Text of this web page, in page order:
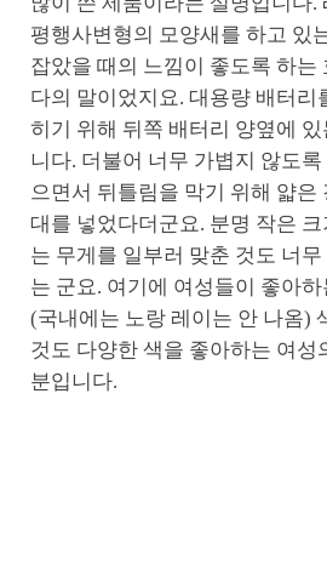
평행사변형의 모양새를 하고 있
잡았을 때의 느낌이 좋도록 하는
다의 말이었지요. 대용량 배터리
히기 위해 뒤쪽 배터리 양옆에
니다. 더불어 너무 가볍지 않도
으면서 뒤틀림을 막기 위해 얇은
대를 넣었다더군요. 분명 작은
는 무게를 일부러 맞춘 것도 너
는 군요. 여기에 여성들이 좋아
(국내에는 노랑 레이는 안 나옴)
것도 다양한 색을 좋아하는 여성
분입니다.